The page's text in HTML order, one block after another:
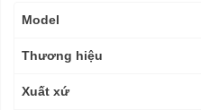
kỹ
Model
Thương hiệu
Xuất xứ